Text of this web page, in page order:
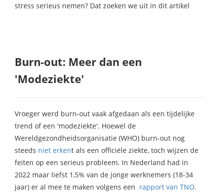
stress serieus nemen? Dat zoeken we uit in dit artikel
Burn-out: Meer dan een
'Modeziekte'
Vroeger werd burn-out vaak afgedaan als een tijdelijke
trend of een 'modeziekte'. Hoewel de
Wereldgezondheidsorganisatie (WHO) burn-out nog
steeds niet erkent als een officiële ziekte, toch wijzen de
feiten op een serieus probleem. In Nederland had in
2022 maar liefst 1,5% van de jonge werknemers (18-34
jaar) er al mee te maken volgens een rapport van TNO.